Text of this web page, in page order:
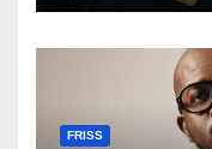
FRISS